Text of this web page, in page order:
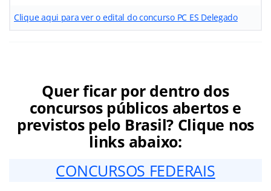
Clique aqui para ver o edital do concurso PC ES Delegado
Quer ficar por dentro dos
concursos públicos abertos e
previstos pelo Brasil? Clique nos
links abaixo:
CONCURSOS FEDERAIS